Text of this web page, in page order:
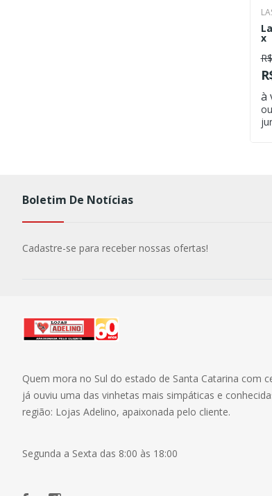
x
à
Boletim De Notícias
Cadastre-se para receber nossas ofertas!
Quem mora no Sul do estado de Santa Catarina com
já ouviu uma das vinhetas mais simpáticas e
região: Lojas Adelino, apaixonada pelo cliente.
Segunda a Sexta das 8:00 às 18:00